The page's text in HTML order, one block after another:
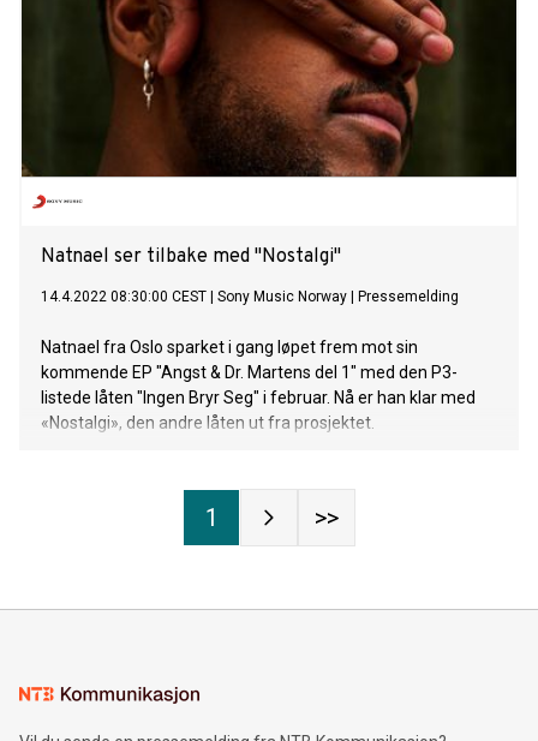
Natnael ser tilbake med "Nostalgi"
14.4.2022 08:30:00 CEST Sony Music Norway Pressemelding
Natnael fra Oslo sparket i gang løpet frem mot sin
kommende EP "Angst & Dr. Martens del 1" med den P3-
listede låten "Ingen Bryr Seg" i februar. Nå er han klar med
«Nostalgi», den andre låten ut fra prosjektet.
1 >>